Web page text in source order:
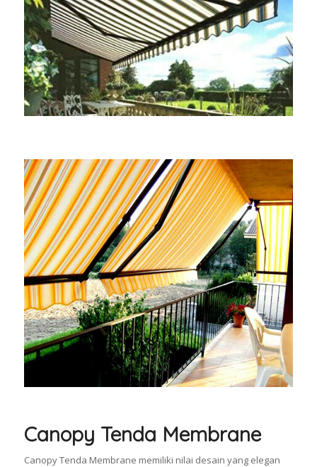
Canopy Tenda Membrane
Canopy Tenda Membrane memiliki nilai desain yang elegan